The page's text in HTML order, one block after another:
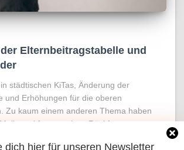
dich hier für unseren Newsletter
Elternbeitragstabelle und
städtischen KiTas, Änderung der
und Erhöhungen für die oberen
Zu kaum einem anderen Thema haben
und fassungslose Rückfragen